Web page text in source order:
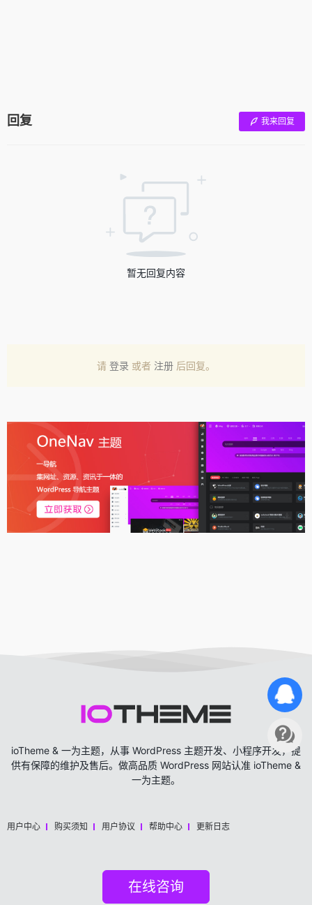
回复 我来回复
暂无回复内容
请 登录 或者 注册 后回复。
ioTheme & 一为主题，从事 WordPress 主题开发、小程序开发，提
供有保障的维护及售后。做高品质 WordPress 网站认准 ioTheme &
一为主题。
用户中心 购买须知 用户协议 帮助中心 更新日志
在线咨询